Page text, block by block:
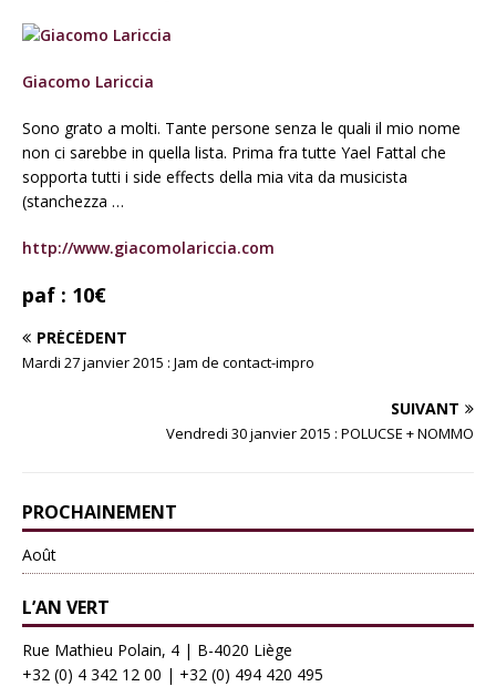
Giacomo Lariccia
Sono grato a molti. Tante persone senza le quali il mio nome
non ci sarebbe in quella lista. Prima fra tutte Yael Fattal che
sopporta tutti i side effects della mia vita da musicista
(stanchezza …
http://www.giacomolariccia.com
paf : 10€
PRÉCÉDENT
Mardi 27 janvier 2015 : Jam de contact-impro
SUIVANT
Vendredi 30 janvier 2015 : POLUCSE + NOMMO
PROCHAINEMENT
Août
L’AN VERT
Rue Mathieu Polain, 4 | B-4020 Liège
+32 (0) 4 342 12 00 | +32 (0) 494 420 495